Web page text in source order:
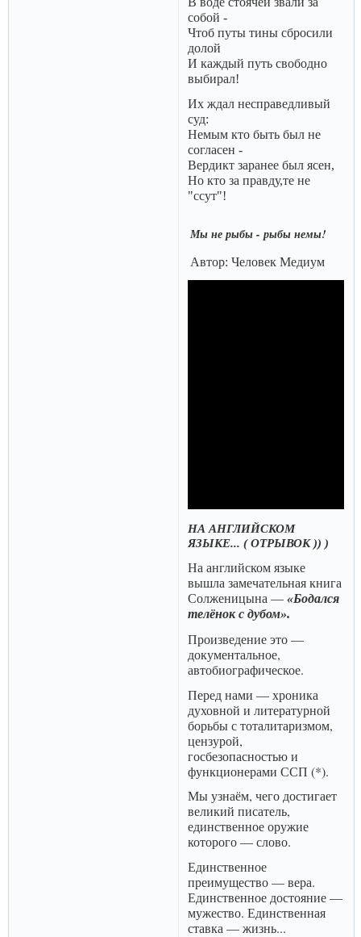
собой -
Чтоб путы тины сбросили
долой
И каждый путь свободно
выбирал!
Их ждал несправедливый
суд:
Немым кто быть был не
согласен -
Вердикт заранее был ясен,
Но кто за правду,те не
"ссут"!
Мы не рыбы - рыбы немы!
Автор: Человек Медиум
НА АНГЛИЙСКОМ
ЯЗЫКЕ... ( ОТРЫВОК )) )
На английском языке
вышла замечательная книга
Солженицына —«Бодался
телёнок с дубом».
Произведение это —
документальное,
автобиографическое.
Перед нами — хроника
духовной и литературной
борьбы с тоталитаризмом,
цензурой,
госбезопасностью и
функционерами ССП (*).
Мы узнаём, чего достигает
великий писатель,
единственное оружие
которого — слово.
Единственное
преимущество — вера.
Единственное достояние —
мужество. Единственная
ставка — жизнь...